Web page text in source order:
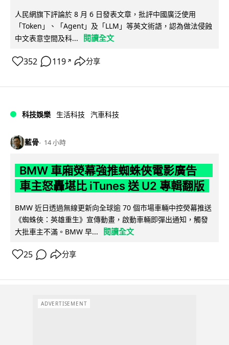
人民網旗下評論於 8 月 6 日發表文章，批評中國廣泛使用
「Token」、「Agent」及「LLM」等英文術語，認為做法侵蝕
中文表意空間及科...
閱讀全文
352 119 ↗ 分享
科技娛樂 生活科技 汽車科技
藍骨 14 小時
BMW 車廂熒幕強推蜘蛛俠電影廣告
車主怒轟堪比 iTunes 送 U2 專輯翻版
BMW 近日透過無線更新向全球逾 70 個市場車輛中控熒幕推送
《蜘蛛俠：英雄重生》宣傳動畫，啟動車輛即彈出通知，觸發
大批車主不滿。BMW 早...
閱讀全文
25 分享
ADVERTISEMENT